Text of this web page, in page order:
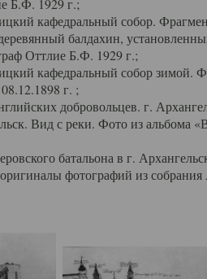
Б.Ф. 1929 г.;
кафедральный собор.
балдахин,
Оттлие Б.Ф. 1929 г.;
кафедральный собор зимой.
г. ;
добровольцев. г.
Вид с реки. Фото из альбома
батальона в г.
фотографий из собрания